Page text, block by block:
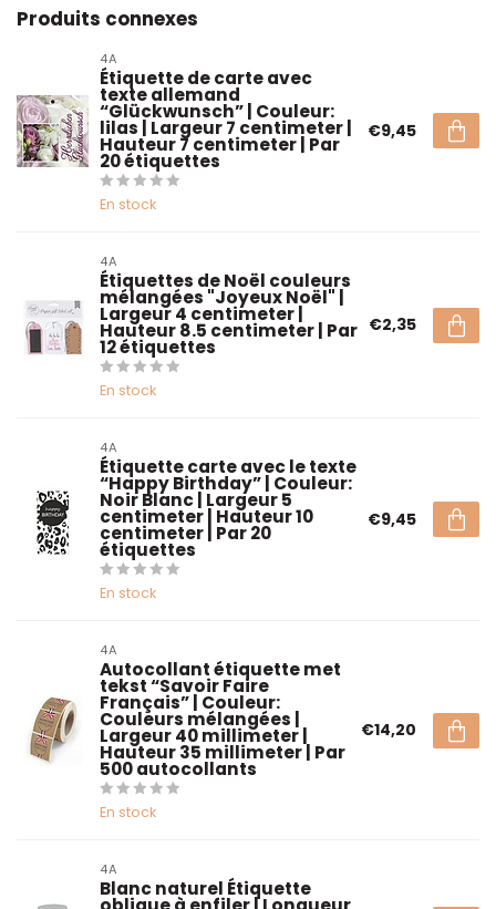
Produits connexes
4A
Étiquette de carte avec
texte allemand
“Glückwunsch” | Couleur:
lilas | Largeur 7 centimeter |
Hauteur 7 centimeter | Par
20 étiquettes
En stock
€9,45
4A
Étiquettes de Noël couleurs
mélangées "Joyeux Noël" |
Largeur 4 centimeter |
Hauteur 8.5 centimeter | Par
12 étiquettes
En stock
€2,35
4A
Étiquette carte avec le texte
“Happy Birthday” | Couleur:
Noir Blanc | Largeur 5
centimeter | Hauteur 10
centimeter | Par 20
étiquettes
En stock
€9,45
4A
Autocollant étiquette met
tekst “Savoir Faire
Français” | Couleur:
Couleurs mélangées |
Largeur 40 millimeter |
Hauteur 35 millimeter | Par
500 autocollants
En stock
€14,20
4A
Blanc naturel Étiquette